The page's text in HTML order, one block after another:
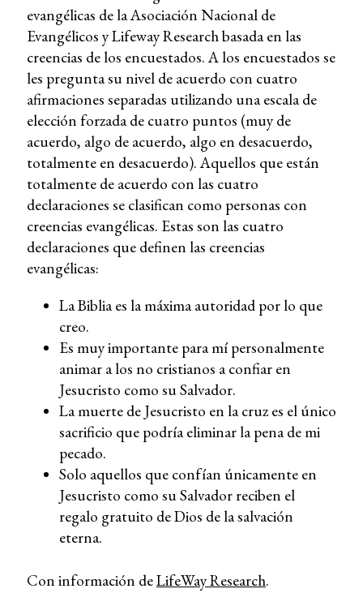
evangélicas de la Asociación Nacional de
Evangélicos y Lifeway Research basada en las
creencias de los encuestados. A los encuestados se
les pregunta su nivel de acuerdo con cuatro
afirmaciones separadas utilizando una escala de
elección forzada de cuatro puntos (muy de
acuerdo, algo de acuerdo, algo en desacuerdo,
totalmente en desacuerdo). Aquellos que están
totalmente de acuerdo con las cuatro
declaraciones se clasifican como personas con
creencias evangélicas. Estas son las cuatro
declaraciones que definen las creencias
evangélicas:
La Biblia es la máxima autoridad por lo que
creo.
Es muy importante para mí personalmente
animar a los no cristianos a confiar en
Jesucristo como su Salvador.
La muerte de Jesucristo en la cruz es el único
sacrificio que podría eliminar la pena de mi
pecado.
Solo aquellos que confían únicamente en
Jesucristo como su Salvador reciben el
regalo gratuito de Dios de la salvación
eterna.
Con información deLifeWay Research.